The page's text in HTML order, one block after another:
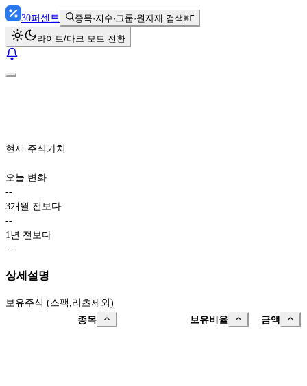
30퍼센트 종목·지수·그룹·원자재 검색⌘F
라이트/다크 모드 전환
현재 주식가치
오늘 변화
--
3개월 전보다
--
1년 전보다
--
상세설명
보유주식 (스팩,리츠제외)
종목
보유비율 금액